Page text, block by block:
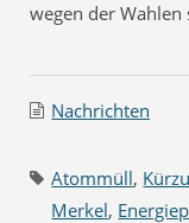
wegen der Wahlen
Nachrichten
Atommüll,
Merkel,